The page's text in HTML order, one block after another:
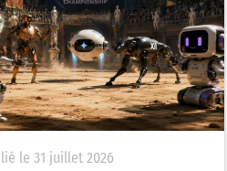
le 31 juillet 2026